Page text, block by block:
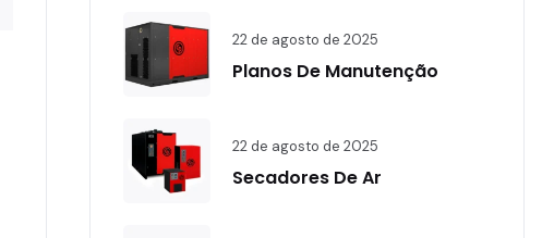
22 de agosto de 2025
Planos De Manutenção
22 de agosto de 2025
Secadores De Ar